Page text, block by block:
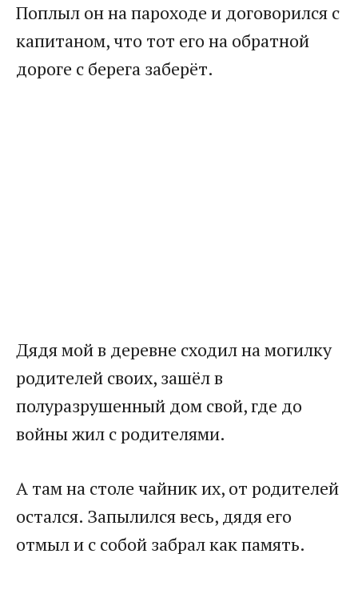
​Поплыл он на пароходе и договорился с
капитаном, что тот его на обратной
дороге с берега заберёт.​
​Дядя мой в деревне сходил на могилку
родителей своих, зашёл в
полуразрушенный дом свой, где до
войны жил с родителями.​
​А там на столе чайник их, от родителей
остался. Запылился весь, дядя его
отмыл и с собой забрал как память.​